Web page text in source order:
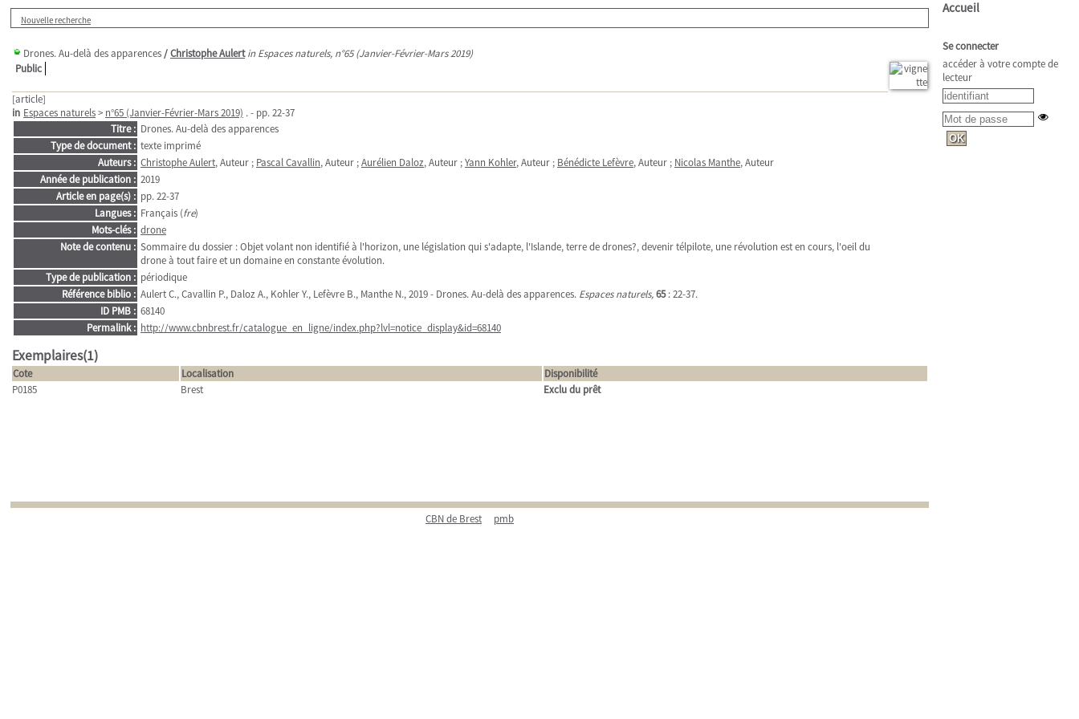
Nouvelle recherche
Drones. Au-delà des apparences/Christophe Aulert in Espaces naturels, n°65 (Janvier-Février-Mars 2019)
Public
[article]
in Espaces naturels> n°65 (Janvier-Février-Mars 2019) . - pp. 22-37
Titre : Drones. Au-delà des apparences
Type de document : texte imprimé
Auteurs : Christophe Aulert, Auteur ; Pascal Cavallin, Auteur ;Aurélien Daloz, Auteur ;Yann Kohler, Auteur ; Bénédicte Lefèvre, Auteur ; Nicolas Manthe, Auteur
Année de publication : 2019
Article en page(s) : pp. 22-37
Langues : Français (fre)
Mots-clés : drone
Note de contenu : Sommaire du dossier : Objet volant non identifié à l'horizon, une législation qui s'adapte, l'Islande, terre de drones?, devenir télpilote, une révolution est en cours, l'oeil du
drone à tout faire et un domaine en constante évolution.
Type de publication : périodique
Référence biblio : Aulert C., Cavallin P., Daloz A., Kohler Y., Lefèvre B., Manthe N., 2019 - Drones. Au-delà des apparences. Espaces naturels,65: 22-37.
ID PMB : 68140
Permalink : http://www.cbnbrest.fr/catalogue_en_ligne/index.php?lvl=notice_display&id=68140
Exemplaires(1)
Cote Localisation
Disponibilité
P0185
Brest Exclu du prêt
CBN de Brest pmb
Accueil
Se connecter
accéder à votre compte de
lecteur